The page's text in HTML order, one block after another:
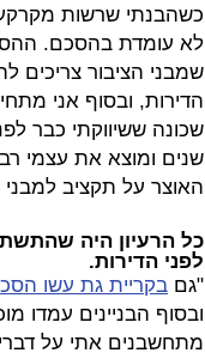
כשהבנתי שרשות
לא עומדת בהסכם.
שמבני הציבור צריכים
הדירות, ובסוף אני
שכונה ששיווקתי כבר
שנים ומוצא את עצמי
האוצר על תקציב למבני
כל הרעיון היה
לפני הדירות.
"גם בקריית גת עשו
ובסוף הבניינים עמדו
מתחשבנים אתי על